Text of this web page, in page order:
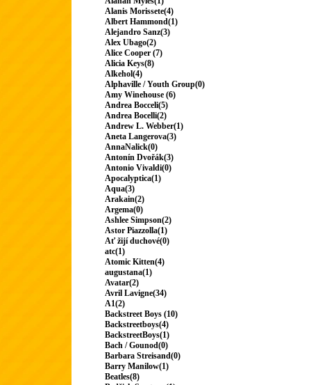
Alanis Morissete(4)
Albert Hammond(1)
Alejandro Sanz(3)
Alex Ubago(2)
Alice Cooper (7)
Alicia Keys(8)
Alkehol(4)
Alphaville / Youth Group(0)
Amy Winehouse (6)
Andrea Bocceli(5)
Andrea Bocelli(2)
Andrew L. Webber(1)
Aneta Langerova(3)
AnnaNalick(0)
Antonín Dvořák(3)
Antonio Vivaldi(0)
Apocalyptica(1)
Aqua(3)
Arakain(2)
Argema(0)
Ashlee Simpson(2)
Astor Piazzolla(1)
Ať žijí duchové(0)
atc(1)
Atomic Kitten(4)
augustana(1)
Avatar(2)
Avril Lavigne(34)
A1(2)
Backstreet Boys (10)
Backstreetboys(4)
BackstreetBoys(1)
Bach / Gounod(0)
Barbara Streisand(0)
Barry Manilow(1)
Beatles(8)